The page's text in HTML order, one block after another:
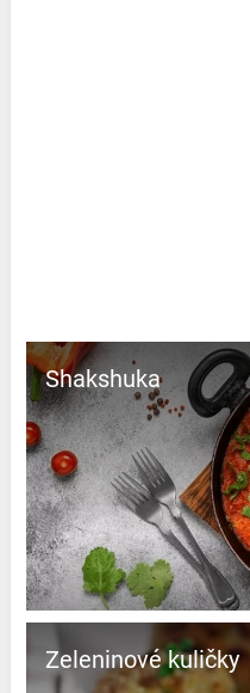
Shakshuka
Zeleninové kuličky